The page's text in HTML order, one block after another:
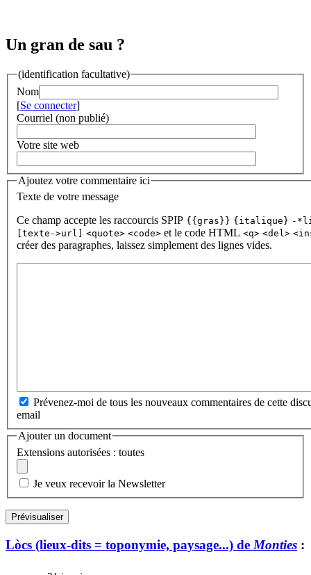
Un gran de sau ?
(identification facultative)
Nom
[Se connecter]
Courriel (non publié)
Votre site web
Ajoutez votre commentaire ici
Texte de votre message
Ce champ accepte les raccourcis SPIP {{gras}} {italique} -
[texte->url]
<quote> <code> et le code HTML <q> <del>
créer des paragraphes, laissez simplement des lignes vides.
Prévenez-moi de tous les nouveaux commentaires de cette
email
Ajouter un document
Extensions autorisées : toutes
Je veux recevoir la Newsletter
Lòcs (lieux-dits = toponymie, paysage...) de Monties :